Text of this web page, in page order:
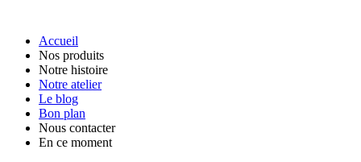
Accueil
Nos produits
Notre histoire
Notre atelier
Le blog
Bon plan
Nous contacter
En ce moment